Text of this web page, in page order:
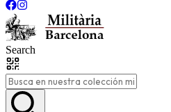
Search